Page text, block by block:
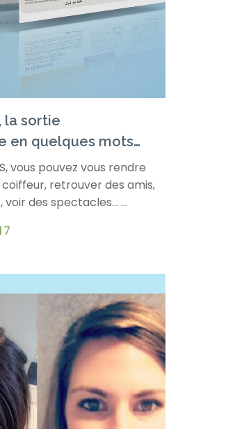
la sortie
en quelques mots…
vous pouvez vous rendre
retrouver des amis,
voir des spectacles… ...